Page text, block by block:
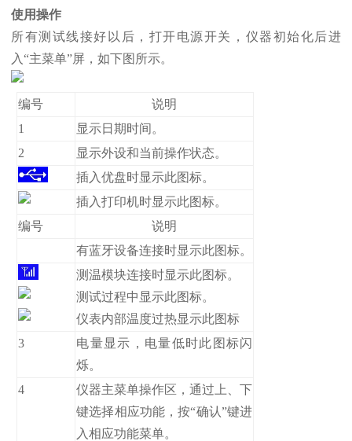
使用操作
所有测试线接好以后，打开电源开关，仪器初始化后进
入“主菜单”屏，如下图所示。
编号
说明
1
显示日期时间。
2
显示外设和当前操作状态。
插入优盘时显示此图标。
插入打印机时显示此图标。
编号
说明
有蓝牙设备连接时显示此图标。
测温模块连接时显示此图标。
测试过程中显示此图标。
仪表内部温度过热显示此图标
3
电量显示，电量低时此图标闪
烁。
4
仪器主菜单操作区，通过上、下
键选择相应功能，按“确认”键进
入相应功能菜单。